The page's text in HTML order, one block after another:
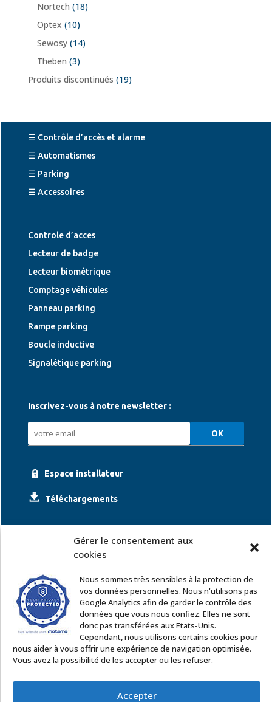
Gérer le consentement aux
cookies
Nous sommes très sensibles à la protection de
vos données personnelles. Nous n'utilisons pas
Google Analytics afin de garder le contrôle des
données que vous nous confiez. Elles ne sont
donc pas transférées aux Etats-Unis.
Cependant, nous utilisons certains cookies pour
nous aider à vous offrir une expérience de navigation optimisée.
Vous avez la possibilité de les accepter ou les refuser.
Accepter
Nortech (18)
Optex (10)
Sewosy (14)
Theben (3)
Produits discontinués (19)
☰ Contrôle d’accès et alarme
☰ Automatismes
☰ Parking
☰ Accessoires
Controle d’acces
Lecteur de badge
Lecteur biométrique
Comptage véhicules
Panneau parking
Rampe parking
Boucle inductive
Signalétique parking
Inscrivez-vous à notre newsletter :
Espace installateur
Téléchargements
ACCOR SOLUTIONS
2 rue Léonard de Vinci – 91220 Le Plessis Pâté
Tél. : 01 60 85 64 62
Email:commercial@accor-solutions.com